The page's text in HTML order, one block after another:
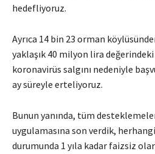
hedefliyoruz.
Ayrıca 14 bin 23 orman
yaklaşık 40 milyon lira
koronavirüs salgını nedeniyle
ay süreyle erteliyoruz.
Bunun yanında, tüm
uygulamasına son verdik,
durumunda 1 yıla kadar faizsiz